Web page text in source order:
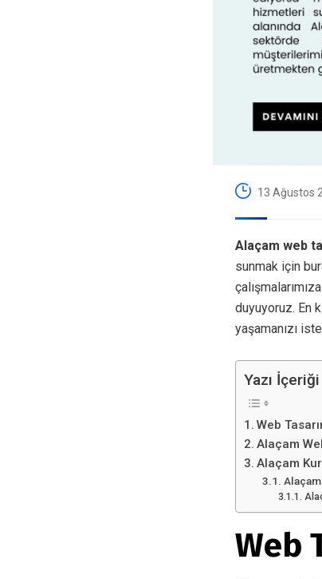
13 Ağustos
Alaçam web
sunmak için
duyuyoruz. En
yaşamanızı
Yazı İçeriği
Web
Alaçam
Alaçam
Web